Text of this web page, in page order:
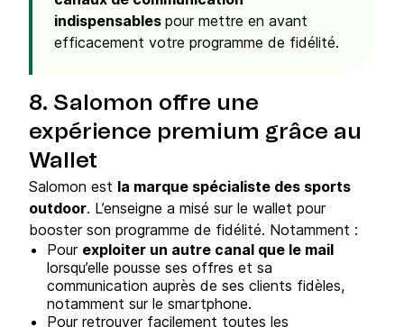
indispensables pour mettre en avant
efficacement votre programme de fidélité.
8. Salomon offre une
expérience premium grâce au
Wallet
Salomon est la marque spécialiste des sports
outdoor. L’enseigne a misé sur le wallet pour
booster son programme de fidélité. Notamment :
Pour exploiter un autre canal que le mail
lorsqu’elle pousse ses offres et sa
communication auprès de ses clients fidèles,
notamment sur le smartphone.
Pour retrouver facilement toutes les